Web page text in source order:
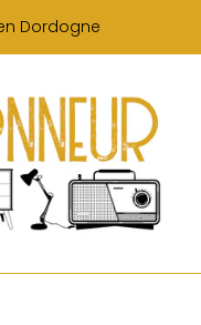
Dordogne